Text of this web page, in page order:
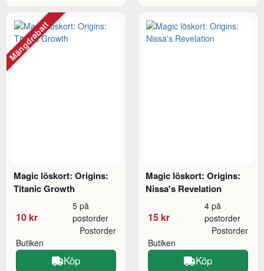
Magic löskort: Origins:
Titanic Growth
10 kr
5 på
postorder
Butiken
Postorder
Köp
Mängdrabatt
Magic löskort: Origins:
Nissa's Revelation
15 kr
4 på
postorder
Butiken
Postorder
Köp